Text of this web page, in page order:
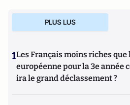
PLUS LUS
1Les Français moins riches que
européenne pour la 3e année
ira le grand déclassement ?